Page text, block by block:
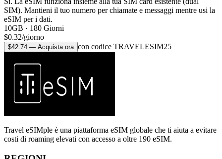
SIM). Mantieni il tuo numero per chiamate e messaggi mentre usi la
eSIM per i dati.
10GB · 180 Giorni
$0.32/giorno
$42.74 — Acquista ora con codice TRAVELESIM25
Travel eSIMple è una piattaforma eSIM globale che ti aiuta a evitare
costi di roaming elevati con accesso a oltre 190 eSIM.